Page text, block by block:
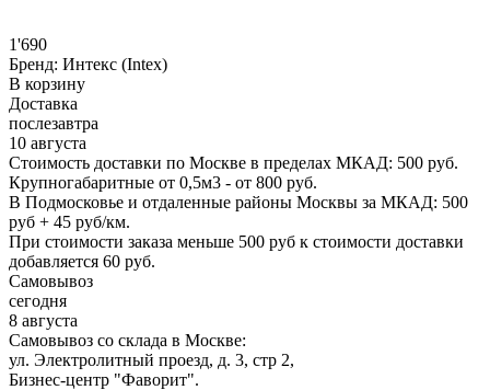
1'690
Бренд: Интекс (Intex)
В корзину
Доставка
послезавтра
10 августа
Стоимость доставки по Москве в пределах МКАД: 500 руб.
Крупногабаритные от 0,5м3 - от 800 руб.
В Подмосковье и отдаленные районы Москвы за МКАД: 500
руб + 45 руб/км.
При стоимости заказа меньше 500 руб к стоимости доставки
добавляется 60 руб.
Самовывоз
сегодня
8 августа
Самовывоз со склада в Москве:
ул. Электролитный проезд, д. 3, стр 2,
Бизнес-центр "Фаворит".